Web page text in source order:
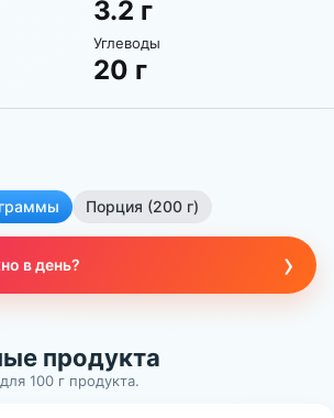
3.2 г
Углеводы
20 г
граммы Порция (200 г)
в день? ›
продукта
100 г продукта.